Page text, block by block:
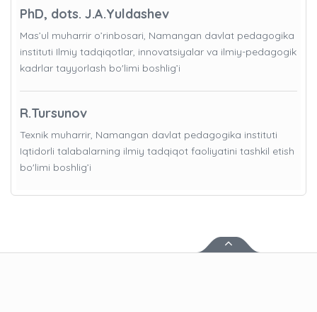
PhD, dots. J.A.Yuldashev
Mas’ul muharrir o’rinbosari, Namangan davlat pedagogika
instituti Ilmiy tadqiqotlar, innovatsiyalar va ilmiy-pedagogik
kadrlar tayyorlash bo'limi boshlig’i
R.Tursunov
Texnik muharrir, Namangan davlat pedagogika instituti
Iqtidorli talabalarning ilmiy tadqiqot faoliyatini tashkil etish
bo'limi boshlig’i